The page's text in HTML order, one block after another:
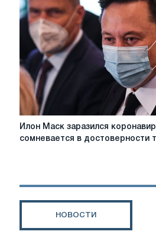
Майка
Помпео
Киев
Илон
сомневается
Илон Маск заразился
сомневается в достоверности
НОВОСТИ